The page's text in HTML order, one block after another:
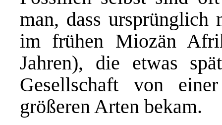
man, dass ursprünglich
im frühen Miozän
Jahren), die etwas
Gesellschaft von
größeren Arten bekam.